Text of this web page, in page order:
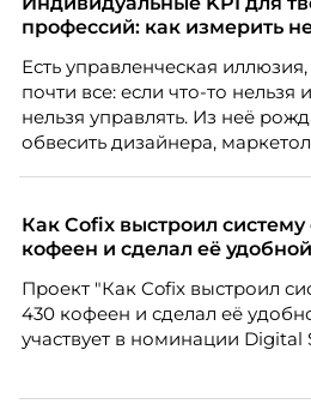
профессий: как измерить
Есть управленческая
почти все: если что-то нельзя
нельзя управлять. Из неё
обвесить дизайнера,
Проблема в том, что так мы
а движение. А творческая
случай, где движение и
совпадать вовсе.
Как Cofix выстроил
кофеен и сделал её
Проект "Как Cofix выстроил
430 кофеен и сделал её
участвует в номинации Digital